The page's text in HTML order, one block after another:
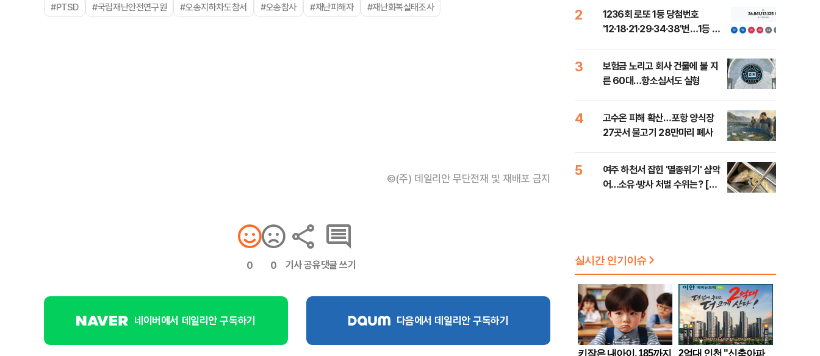
#PTSD #국립재난안전연구원 #오송지하차도참서 #오송참사 #재난피해자 #재난회복실태조사
©(주) 데일리안 무단전재 및 재배포 금지
0 0 기사 공유댓글 쓰기
네이버에서 데일리안 구독하기 다음에서 데일리안 구독하기
2
1236회 로또 1등 당첨번호
'12·18·21·29·34·38'번…1등 당
3
보험금 노리고 회사 건물에 불 지
른 60대…항소심서도 실형
4
고수온 피해 확산…포항 양식장
27곳서 물고기 28만마리 폐사
5
여주 하천서 잡힌 '멸종위기' 샴악
어…소유·방사 처벌 수위는? [법